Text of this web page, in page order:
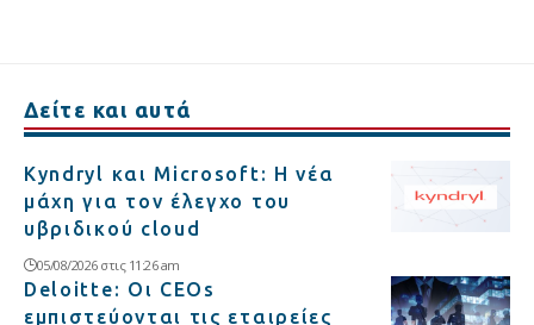
Δείτε και αυτά
Kyndryl και Microsoft: Η νέα
μάχη για τον έλεγχο του
υβριδικού cloud
05/08/2026 στις 11:26 am
Deloitte: Οι CEOs
εμπιστεύονται τις εταιρείες